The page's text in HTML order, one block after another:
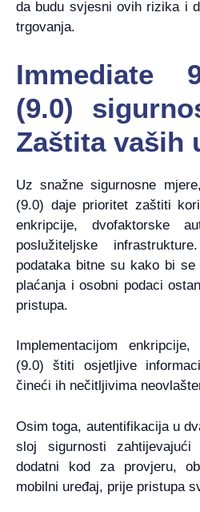
da budu svjesni ovih rizika i
trgovanja.
Immediate
(9.0)
Zaštita vaših
Uz snažne sigurnosne
(9.0) daje prioritet zaštiti
enkripcije, dvofaktorske
poslužiteljske
podataka bitne su kako bi
plaćanja i osobni podaci
pristupa.
Implementacijom
(9.0) štiti osjetljive
čineći ih nečitljivima
Osim toga, autentifikacija u
sloj sigurnosti
dodatni kod za provjeru,
mobilni uređaj, prije pristupa